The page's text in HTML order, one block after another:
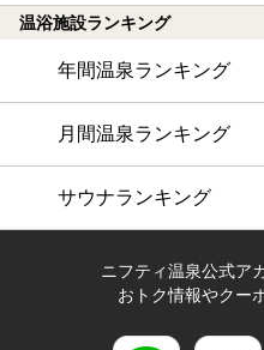
温浴施設ランキング
年間温泉ランキング
月間温泉ランキング
サウナランキング
ニフティ温泉公式ア
おトク情報やクー